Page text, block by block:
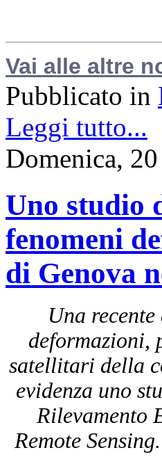
Vai alle altre
Pubblicato in
Leggi tutto...
Domenica,
Uno studio
fenomeni
di Genova
Una
deformazioni,
satellitari della
evidenza uno
Rilevamento
Remote